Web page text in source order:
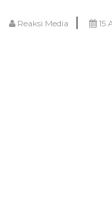
Reaksi Media | 15